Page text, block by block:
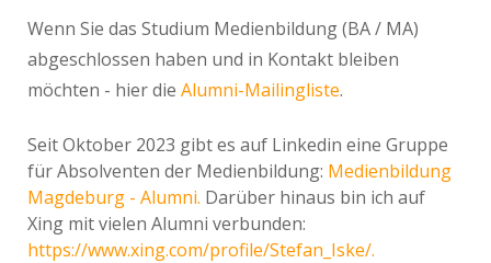
Wenn Sie das Studium Medienbildung (BA / MA)
abgeschlossen haben und in Kontakt bleiben
möchten - hier die Alumni-Mailingliste.
Seit Oktober 2023 gibt es auf Linkedin eine Gruppe
für Absolventen der Medienbildung: Medienbildung
Magdeburg - Alumni. Darüber hinaus bin ich auf
Xing mit vielen Alumni verbunden:
https://www.xing.com/profile/Stefan_Iske/.